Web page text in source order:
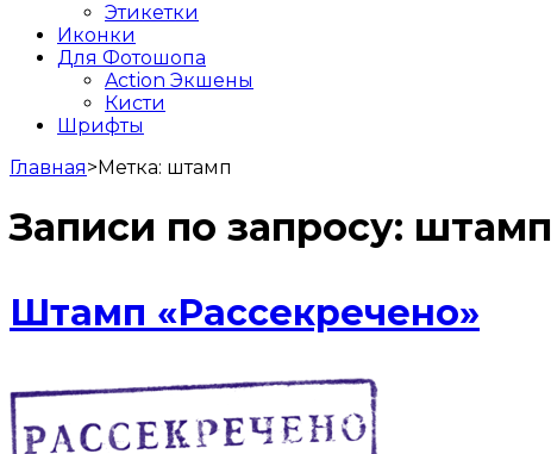
Этикетки
Иконки
Для Фотошопа
Action Экшены
Кисти
Шрифты
Главная>Метка: штамп
Записи по запросу: штамп
Штамп «Рассекречено»